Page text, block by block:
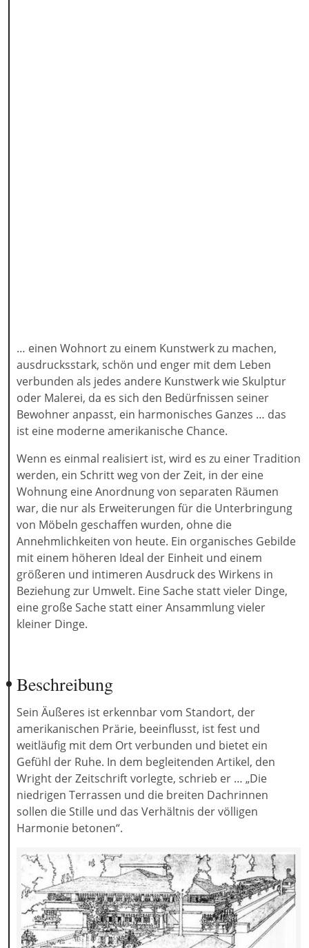
… einen Wohnort zu einem Kunstwerk zu machen,
ausdrucksstark, schön und enger mit dem Leben
verbunden als jedes andere Kunstwerk wie Skulptur
oder Malerei, da es sich den Bedürfnissen seiner
Bewohner anpasst, ein harmonisches Ganzes … das
ist eine moderne amerikanische Chance.
Wenn es einmal realisiert ist, wird es zu einer Tradition
werden, ein Schritt weg von der Zeit, in der eine
Wohnung eine Anordnung von separaten Räumen
war, die nur als Erweiterungen für die Unterbringung
von Möbeln geschaffen wurden, ohne die
Annehmlichkeiten von heute. Ein organisches Gebilde
mit einem höheren Ideal der Einheit und einem
größeren und intimeren Ausdruck des Wirkens in
Beziehung zur Umwelt. Eine Sache statt vieler Dinge,
eine große Sache statt einer Ansammlung vieler
kleiner Dinge.
Beschreibung
Sein Äußeres ist erkennbar vom Standort, der
amerikanischen Prärie, beeinflusst, ist fest und
weitläufig mit dem Ort verbunden und bietet ein
Gefühl der Ruhe. In dem begleitenden Artikel, den
Wright der Zeitschrift vorlegte, schrieb er … „Die
niedrigen Terrassen und die breiten Dachrinnen
sollen die Stille und das Verhältnis der völligen
Harmonie betonen“.